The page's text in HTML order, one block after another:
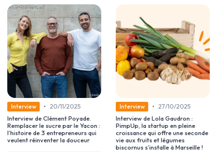
Interview • 20/11/2025
Interview de Clément Poyade.
Remplacer le sucre par le Yacon :
l’histoire de 3 entrepreneurs qui
veulent réinventer la douceur
Interview • 27/10/2025
Interview de Lola Gaudron :
PimpUp, la startup en pleine
croissance qui offre une seconde
vie aux fruits et légumes
biscornus s’installe à Marseille !